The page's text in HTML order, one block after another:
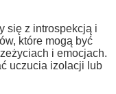
się z introspekcją i
które mogą być
i emocjach.
uczucia izolacji lub